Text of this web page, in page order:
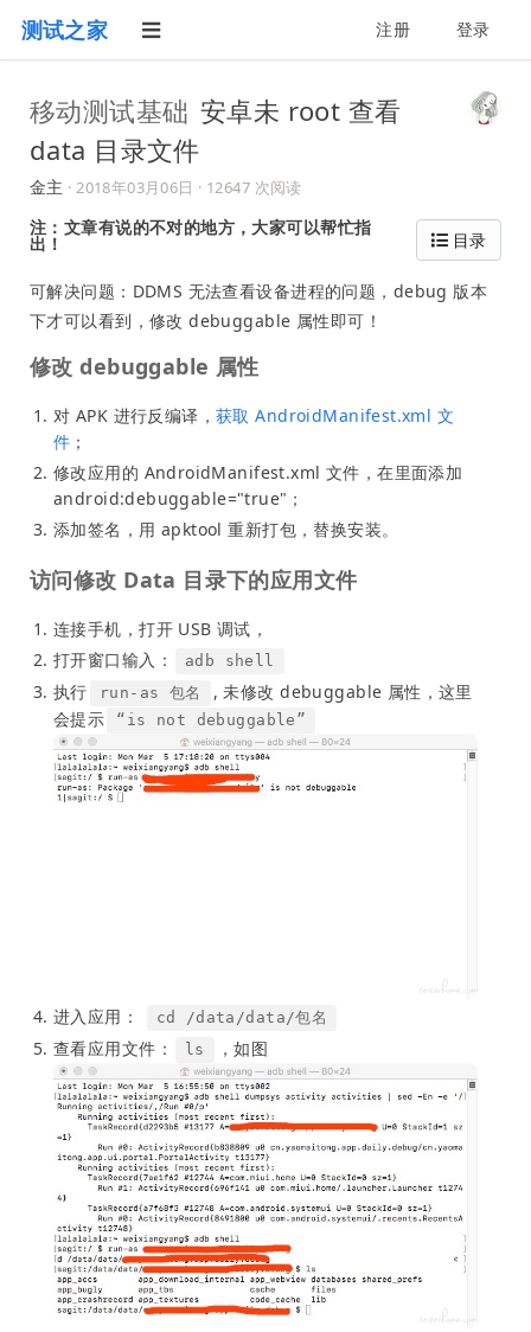
测试之家 注册 登录
移动测试基础 安卓未 root 查看
data 目录文件
金主 ·2018年03月06日 · 12647 次阅读
目录
注 ：文章有说的不对的地方，大家可以帮忙指
出！
可解决问题：DDMS 无法查看设备进程的问题，debug 版本
下才可以看到，修改 debuggable 属性即可！
修改 debuggable 属性
对 APK 进行反编译，获取 AndroidManifest.xml 文
件 ；
修改应用的 AndroidManifest.xml 文件，在里面添加
android:debuggable="true"；
添加签名，用 apktool 重新打包，替换安装。
访问修改 Data 目录下的应用文件
连接手机，打开 USB 调试，
打开窗口输入：
adb shell
执行 run-as 包名
, 未修改 debuggable 属性，这里
会提示
“is not debuggable”
进入应用： cd /data/data/包名
查看应用文件： ls ，如图